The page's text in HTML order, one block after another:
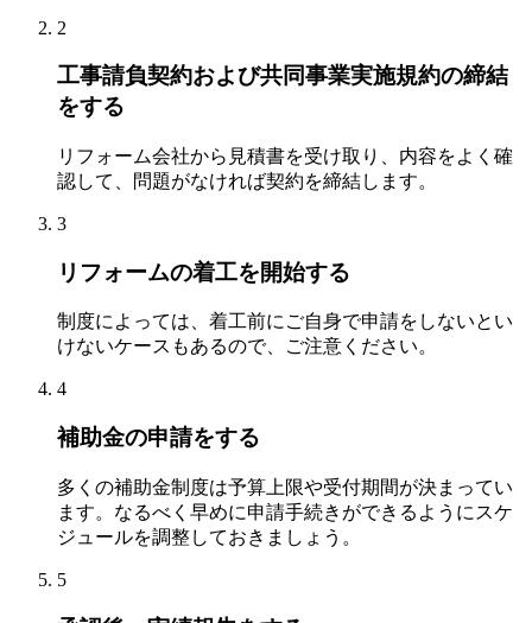
2
工事請負契約および共同事業実施規約の締結
をする
リフォーム会社から見積書を受け取り、内容をよく確
認して、問題がなければ契約を締結します。
3
リフォームの着工を開始する
制度によっては、着工前にご自身で申請をしないとい
けないケースもあるので、ご注意ください。
4
補助金の申請をする
多くの補助金制度は予算上限や受付期間が決まってい
ます。なるべく早めに申請手続きができるようにスケ
ジュールを調整しておきましょう。
5